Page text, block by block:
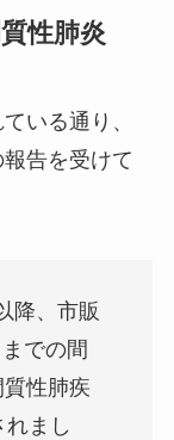
性肺炎
いる通り、
告を受けて
降、市販
での間
性肺疾
まし